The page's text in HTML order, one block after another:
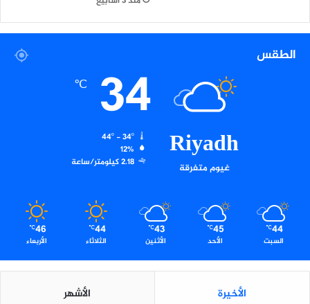
الطقس
Riyadh
غيوم متفرقة
34
℃
12%
2.18 كيلومتر/ساعة
44
℃
السبت
45
℃
الأحد
43
℃
الأثنين
44
℃
الثلاثاء
46
℃
الأربعاء
الأخيرة الأشهر